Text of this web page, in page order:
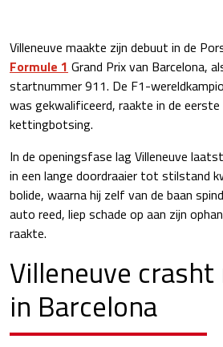
Villeneuve maakte zijn debuut in de
Formule 1 Grand Prix van Barcelona,
startnummer 911. De F1-
was gekwalificeerd, raakte in de
kettingbotsing.
In de openingsfase lag Villeneuve
in een lange doordraaier tot stilstand
bolide, waarna hij zelf van de baan
auto reed, liep schade op aan zijn
raakte.
Villeneuve
in Barcelona